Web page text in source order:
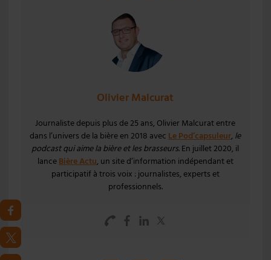
Olivier Malcurat
Journaliste depuis plus de 25 ans, Olivier Malcurat entre
dans l’univers de la bière en 2018 avecLe Pod’capsuleur, le
podcast qui aime la bière et les brasseurs. En juillet 2020, il
lanceBière Actu, un site d’information indépendant et
participatif à trois voix : journalistes, experts et
professionnels.